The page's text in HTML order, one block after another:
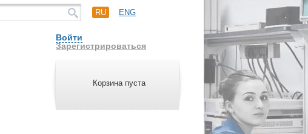
RU ENG
Войти
Зарегистрироваться
Корзина пуста